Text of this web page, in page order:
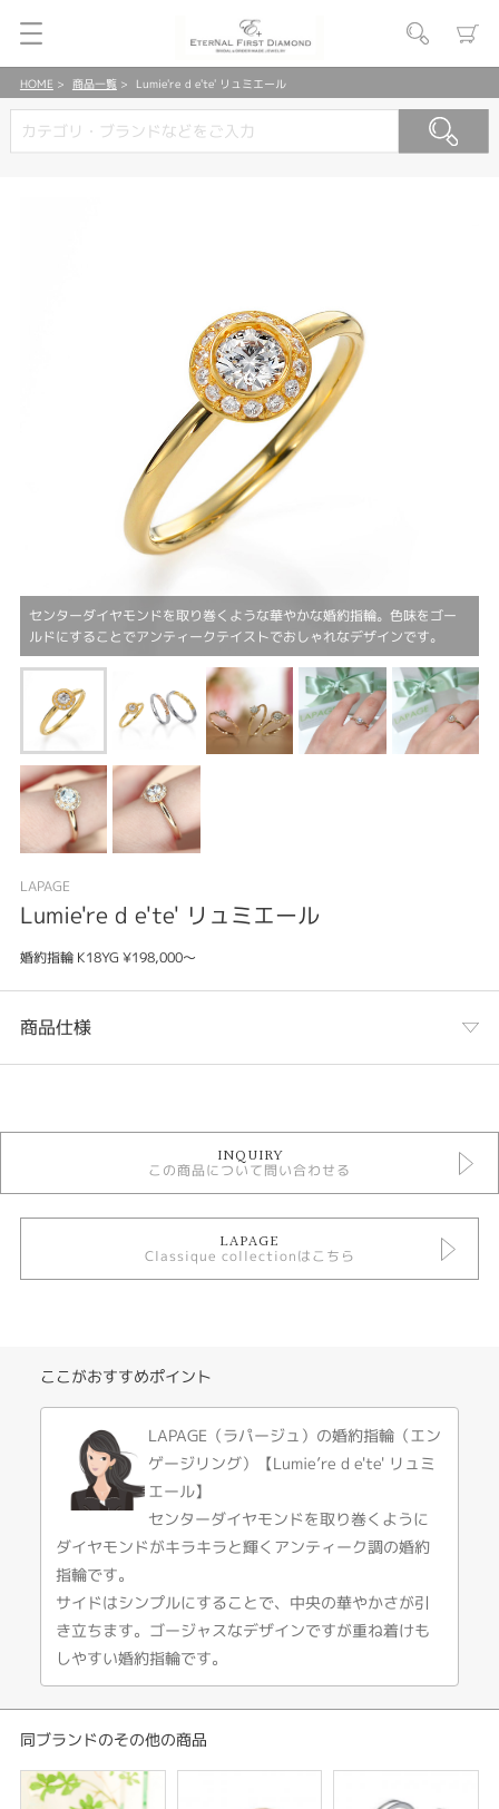
HOME 商品一覧 Lumie're d e'te' リュミエール
センターダイヤモンドを取り巻くような華やかな婚約指輪。色味をゴー
ルドにすることでアンティークテイストでおしゃれなデザインです。
LAPAGE
Lumie're d e'te' リュミエール
婚約指輪 K18YG ¥198,000～
商品仕様
婚約指輪
婚約指輪 アンティーク
LAPAGE Classique collection
テイスト
デザインテイスト
Lumie're d e'te' リュミエール【夏の陽】
景色もあの日に帰る。人生を照らす贅沢な輝き。
【Pt900、Pt950、K18(WG,YG,PG）での制作が可能です】
※センターダイヤの価格は含まれません。
INQUIRY
この商品について問い合わせる
LAPAGE
Classique collectionはこちら
ここがおすすめポイント
LAPAGE（ラパージュ）の婚約指輪（エン
ゲージリング）【Lumie’re d e'te' リュミ
エール】
センターダイヤモンドを取り巻くように
ダイヤモンドがキラキラと輝くアンティーク調の婚約
指輪です。
サイドはシンプルにすることで、中央の華やかさが引
き立ちます。ゴージャスなデザインですが重ね着けも
しやすい婚約指輪です。
同ブランドのその他の商品